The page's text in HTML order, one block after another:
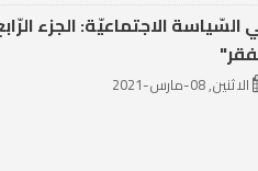
السّياسة الاجتماعيّة: الجزء
الاثنين, 08-مارس-2021